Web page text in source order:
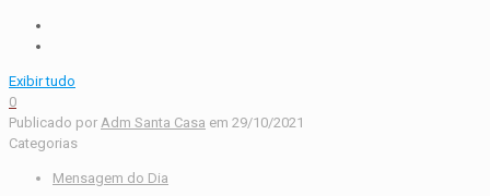
Exibir tudo
0
Publicado por Adm Santa Casa em 29/10/2021
Categorias
Mensagem do Dia